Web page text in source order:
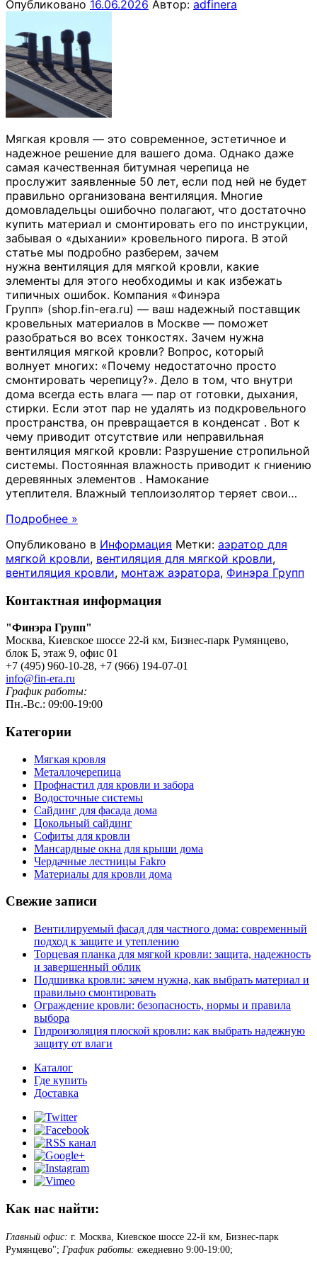
Опубликовано 16.06.2026 Автор: adfinera
Мягкая кровля — это современное, эстетичное и
надежное решение для вашего дома. Однако даже
самая качественная битумная черепица не
прослужит заявленные 50 лет, если под ней не будет
правильно организована вентиляция. Многие
домовладельцы ошибочно полагают, что достаточно
купить материал и смонтировать его по инструкции,
забывая о «дыхании» кровельного пирога. В этой
статье мы подробно разберем, зачем
нужна вентиляция для мягкой кровли, какие
элементы для этого необходимы и как избежать
типичных ошибок. Компания «Финэра
Групп» (shop.fin-era.ru) — ваш надежный поставщик
кровельных материалов в Москве — поможет
разобраться во всех тонкостях. Зачем нужна
вентиляция мягкой кровли? Вопрос, который
волнует многих: «Почему недостаточно просто
смонтировать черепицу?». Дело в том, что внутри
дома всегда есть влага — пар от готовки, дыхания,
стирки. Если этот пар не удалять из подкровельного
пространства, он превращается в конденсат . Вот к
чему приводит отсутствие или неправильная
вентиляция мягкой кровли: Разрушение стропильной
системы. Постоянная влажность приводит к гниению
деревянных элементов . Намокание
утеплителя. Влажный теплоизолятор теряет свои…
Подробнее »
Опубликовано в Информация Метки: аэратор для
мягкой кровли, вентиляция для мягкой кровли,
вентиляция кровли, монтаж аэратора, Финэра Групп
Контактная информация
"Финэра Групп"
Москва, Киевское шоссе 22-й км, Бизнес-парк Румянцево,
блок Б, этаж 9, офис 01
+7 (495) 960-10-28, +7 (966) 194-07-01
info@fin-era.ru
График работы:
Пн.-Вс.: 09:00-19:00
Категории
Мягкая кровля
Металлочерепица
Профнастил для кровли и забора
Водосточные системы
Сайдинг для фасада дома
Цокольный сайдинг
Софиты для кровли
Мансардные окна для крыши дома
Чердачные лестницы Fakro
Материалы для кровли дома
Свежие записи
Вентилируемый фасад для частного дома: современный
подход к защите и утеплению
Торцевая планка для мягкой кровли: защита, надежность
и завершенный облик
Подшивка кровли: зачем нужна, как выбрать материал и
правильно смонтировать
Ограждение кровли: безопасность, нормы и правила
выбора
Гидроизоляция плоской кровли: как выбрать надежную
защиту от влаги
Каталог
Где купить
Доставка
Как нас найти:
Главный офис: г. Москва, Киевское шоссе 22-й км, Бизнес-парк
Румянцево"; График работы: ежедневно 9:00-19:00;